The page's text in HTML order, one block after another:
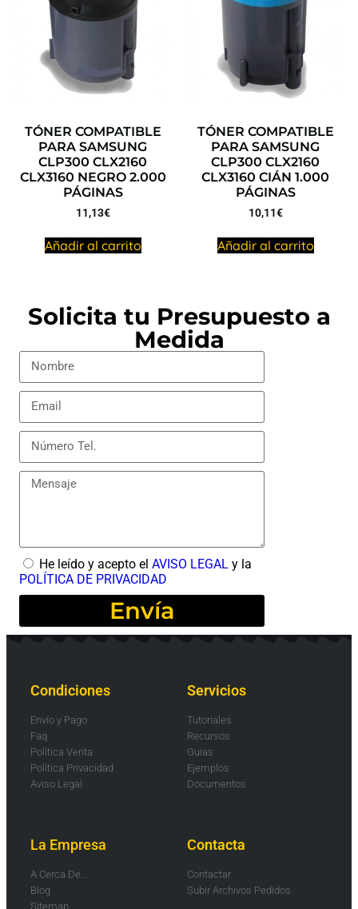
TÓNER COMPATIBLE
PARA SAMSUNG
CLP300 CLX2160
CLX3160 NEGRO 2.000
PÁGINAS
11,13€
Añadir al carrito
TÓNER COMPATIBLE
PARA SAMSUNG
CLP300 CLX2160
CLX3160 CIÁN 1.000
PÁGINAS
10,11€
Añadir al carrito
Solicita tu Presupuesto a
Medida
He leído y acepto el AVISO LEGAL y la
POLÍTICA DE PRIVACIDAD
Envía
Condiciones
Envío y Pago
Faq
Política Venta
Política Privacidad
Aviso Legal
Servicios
Tutoriales
Recursos
Guias
Ejemplos
Documentos
La Empresa
A Cerca De...
Blog
Sitemap
Contacta
Contactar
Subir Archivos Pedidos